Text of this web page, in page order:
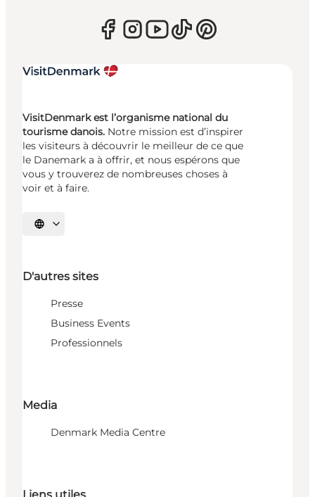
VisitDenmark est l’organisme national du
tourisme danois. Notre mission est d’inspirer
les visiteurs à découvrir le meilleur de ce que
le Danemark a à offrir, et nous espérons que
vous y trouverez de nombreuses choses à
voir et à faire.
Choisissez la langue
D'autres sites
Presse
Business Events
Professionnels
Media
Denmark Media Centre